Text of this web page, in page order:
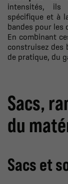
intensités, ils
spécifique et à
bandes pour les
En combinant
construisez des
de pratique, du
Sacs,
du
Sacs et